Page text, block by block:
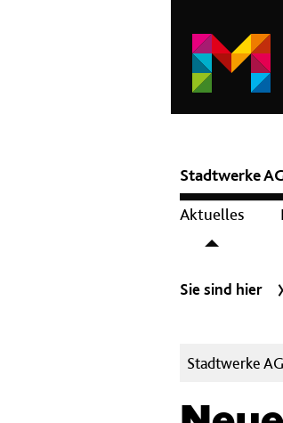
Hauptnavigation
Stadtwerke
Aktuelles
Sie sind hier
Kategorien:
Stadtwerke AG